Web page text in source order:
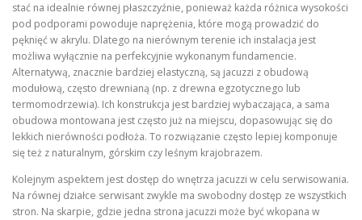
stać na idealnie równej płaszczyźnie, ponieważ każda różnica wysokości
pod podporami powoduje naprężenia, które mogą prowadzić do
pęknięć w akrylu. Dlatego na nierównym terenie ich instalacja jest
możliwa wyłącznie na perfekcyjnie wykonanym fundamencie.
Alternatywą, znacznie bardziej elastyczną, są jacuzzi z obudową
modułową, często drewnianą (np. z drewna egzotycznego lub
termomodrzewia). Ich konstrukcja jest bardziej wybaczająca, a sama
obudowa montowana jest często już na miejscu, dopasowując się do
lekkich nierówności podłoża. To rozwiązanie często lepiej komponuje
się też z naturalnym, górskim czy leśnym krajobrazem.
Kolejnym aspektem jest dostęp do wnętrza jacuzzi w celu serwisowania.
Na równej działce serwisant zwykle ma swobodny dostęp ze wszystkich
stron. Na skarpie, gdzie jedna strona jacuzzi może być wkopana w